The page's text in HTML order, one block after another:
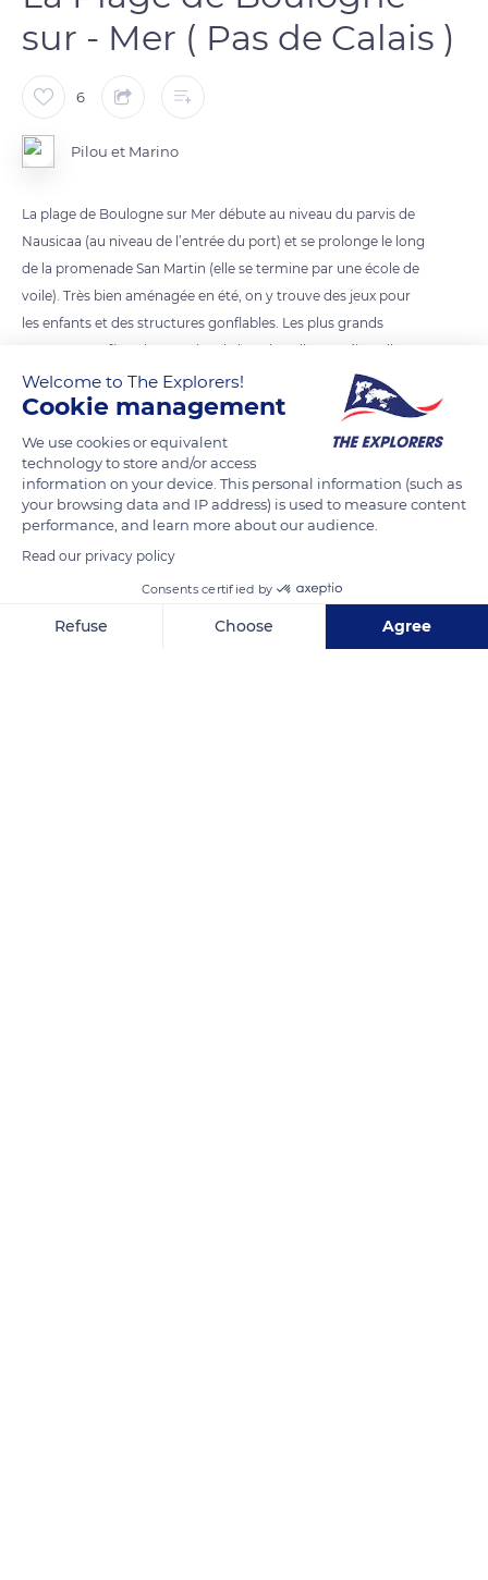
sur - Mer ( Pas de Calais )
6
Pilou et Marino
La plage de Boulogne sur Mer débute au niveau du parvis de
Nausicaa (au niveau de l’entrée du port) et se prolonge le long
de la promenade San Martin (elle se termine par une école de
voile). Très bien aménagée en été, on y trouve des jeux pour
les enfants et des structures gonflables. Les plus grands
pourront profiter des terrains de beach-volley ou s’installer
sur une chaise longue (également des cabines de bains et des
consignes) . À marée-basse, on peut y pratiquer du char à
voile (et du char à cerf-volant). Agréable promenade piétonne
qui permet de rejoindre Wimereux dans un paysage agréable.
READ MORE TRANSLATE
Welcome to The Explorers!
Cookie management
We use cookies or equivalent
technology to store and/or access
information on your device. This personal information (such as
your browsing data and IP address) is used to measure content
performance, and learn more about our audience.
Read our privacy policy
Consents certified by
Refuse Choose Agree